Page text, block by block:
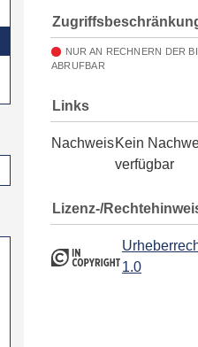
NUR AN RECHNERN DER
ABRUFBAR
Links
NachweisKein
verfügbar
Lizenz-/
1.0